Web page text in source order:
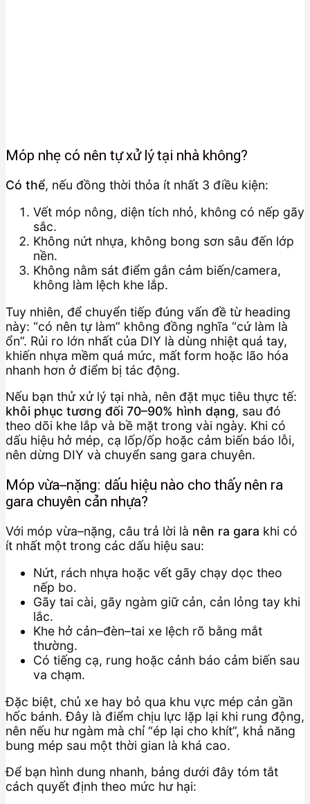
Móp nhẹ có nên tự xử lý tại nhà không?
Có thể, nếu đồng thời thỏa ít nhất 3 điều kiện:
Vết móp nông, diện tích nhỏ, không có nếp gãy
sắc.
Không nứt nhựa, không bong sơn sâu đến lớp
nền.
Không nằm sát điểm gắn cảm biến/camera,
không làm lệch khe lắp.
Tuy nhiên, để chuyển tiếp đúng vấn đề từ heading
này: “có nên tự làm” không đồng nghĩa “cứ làm là
ổn”. Rủi ro lớn nhất của DIY là dùng nhiệt quá tay,
khiến nhựa mềm quá mức, mất form hoặc lão hóa
nhanh hơn ở điểm bị tác động.
Nếu bạn thử xử lý tại nhà, nên đặt mục tiêu thực tế:
khôi phục tương đối 70–90% hình dạng, sau đó
theo dõi khe lắp và bề mặt trong vài ngày. Khi có
dấu hiệu hở mép, cạ lốp/ốp hoặc cảm biến báo lỗi,
nên dừng DIY và chuyển sang gara chuyên.
Móp vừa–nặng: dấu hiệu nào cho thấy nên ra
gara chuyên cản nhựa?
Với móp vừa–nặng, câu trả lời là nên ra gara khi có
ít nhất một trong các dấu hiệu sau:
Nứt, rách nhựa hoặc vết gãy chạy dọc theo
nếp bo.
Gãy tai cài, gãy ngàm giữ cản, cản lỏng tay khi
lắc.
Khe hở cản–đèn–tai xe lệch rõ bằng mắt
thường.
Có tiếng cạ, rung hoặc cảnh báo cảm biến sau
va chạm.
Đặc biệt, chủ xe hay bỏ qua khu vực mép cản gần
hốc bánh. Đây là điểm chịu lực lặp lại khi rung động,
nên nếu hư ngàm mà chỉ “ép lại cho khít”, khả năng
bung mép sau một thời gian là khá cao.
Để bạn hình dung nhanh, bảng dưới đây tóm tắt
cách quyết định theo mức hư hại: